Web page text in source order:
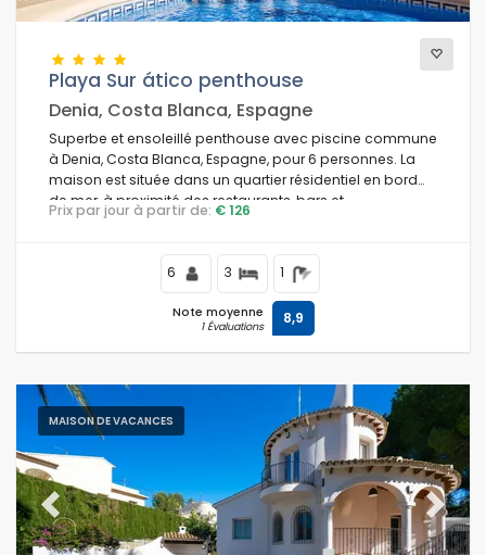
Playa Sur ático penthouse
Denia, Costa Blanca, Espagne
Superbe et ensoleillé penthouse avec piscine commune
à Denia, Costa Blanca, Espagne, pour 6 personnes. La
maison est située dans un quartier résidentiel en bord
de mer, à proximité des restaurants, bars et
supermarchés, et à 500 m de la plage des Bovetes.
Prix par jour à partir de: € 126
6 3 1
Note moyenne
1 Évaluations 8,9
MAISON DE VACANCES
Previous Next